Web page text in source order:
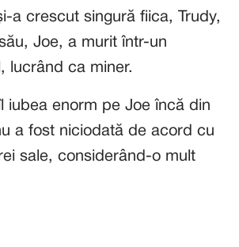
a crescut singură fiica, Trudy,
Joe, a murit într-un
lucrând ca miner.
iubea enorm pe Joe încă din
a fost niciodată de acord cu
sale, considerând-o mult